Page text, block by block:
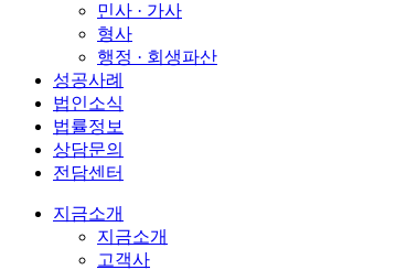
민사 · 가사
형사
행정 · 회생파산
성공사례
법인소식
법률정보
상담문의
전담센터
지금소개
지금소개
고객사